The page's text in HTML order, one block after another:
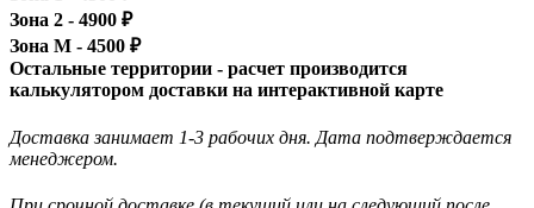
Зона 2 - 4900 ₽
Зона М - 4500 ₽
Остальные территории - расчет производится
калькулятором доставки на интерактивной карте
Доставка занимает 1-3 рабочих дня. Дата подтверждается
менеджером.